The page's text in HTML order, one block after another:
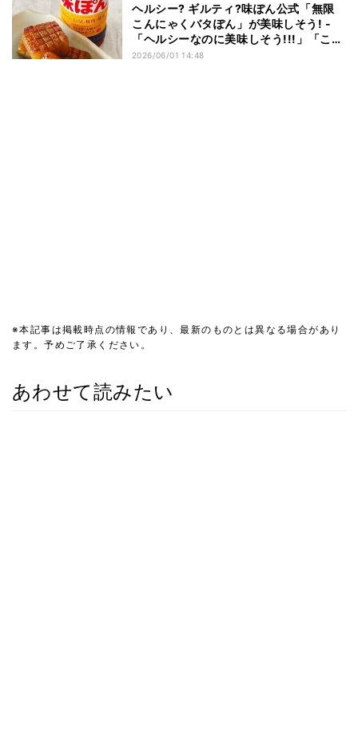
ヘルシー? ギルティ?味ぽん公式「無限
こんにゃくバタぽん」が美味しそう! -
「ヘルシーなのに美味しそう!!!」「これ
は絶対やります 笑」と話題
2026/06/01 14:48
※本記事は掲載時点の情報であり、最新のものとは異なる場合があり
ます。予めご了承ください。
あわせて読みたい